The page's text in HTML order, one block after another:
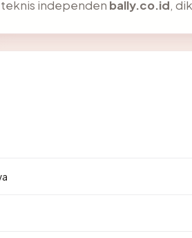
teknis independen bally.co.id,